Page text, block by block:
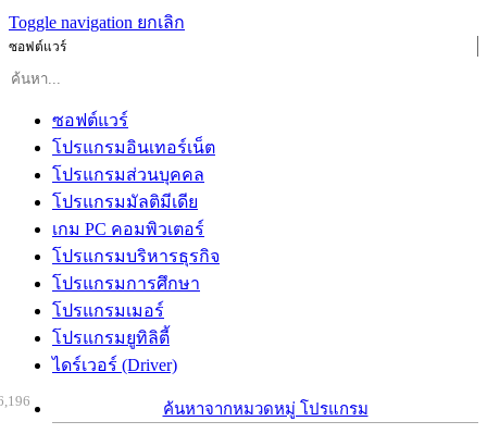
Toggle navigation ยกเลิก
ซอฟต์แวร์
ซอฟต์แวร์
โปรแกรมอินเทอร์เน็ต
โปรแกรมส่วนบุคคล
โปรแกรมมัลติมีเดีย
เกม PC คอมพิวเตอร์
โปรแกรมบริหารธุรกิจ
โปรแกรมการศึกษา
โปรแกรมเมอร์
โปรแกรมยูทิลิตี้
ไดร์เวอร์ (Driver)
ค้นหาจากหมวดหมู่ โปรแกรม